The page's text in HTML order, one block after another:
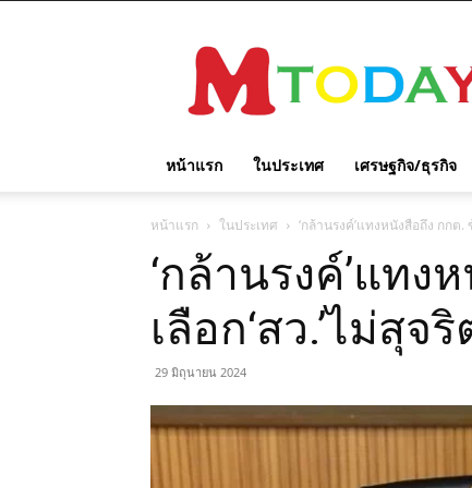
TODAY
หน้าแรก ในประเทศ เศรษฐกิจ/ธุรกิจ
หน้าแรก ในประเทศ ‘กล้านรงค์’แทงหนังสือถึง กกต.
‘กล้านรงค์’แทง
เลือก‘สว.’ไม่สุ
29 มิถุนายน 2024